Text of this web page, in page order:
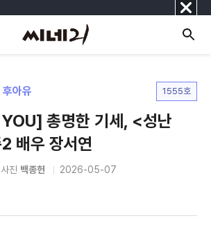
닫
기
후아유 1555호
총명한 기세, <성난
배우 장서연
사진 백종헌 2026-05-07